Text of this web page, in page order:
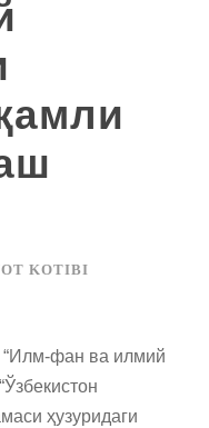
KOTIBI
“Илм-фан ва илмий
ҳузуридаги